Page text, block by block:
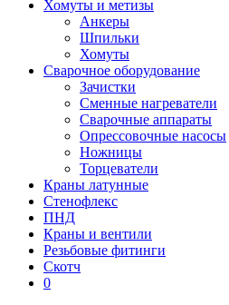
Хомуты и метизы
Анкеры
Шпильки
Хомуты
Сварочное оборудование
Зачистки
Сменные нагреватели
Сварочные аппараты
Опрессовочные насосы
Ножницы
Торцеватели
Краны латунные
Стенофлекс
ПНД
Краны и вентили
Резьбовые фитинги
Скотч
0